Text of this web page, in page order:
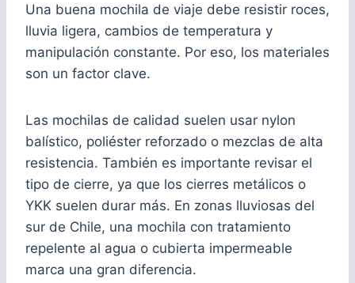
Una buena mochila de viaje debe resistir roces,
lluvia ligera, cambios de temperatura y
manipulación constante. Por eso, los materiales
son un factor clave.
Las mochilas de calidad suelen usar nylon
balístico, poliéster reforzado o mezclas de alta
resistencia. También es importante revisar el
tipo de cierre, ya que los cierres metálicos o
YKK suelen durar más. En zonas lluviosas del
sur de Chile, una mochila con tratamiento
repelente al agua o cubierta impermeable
marca una gran diferencia.